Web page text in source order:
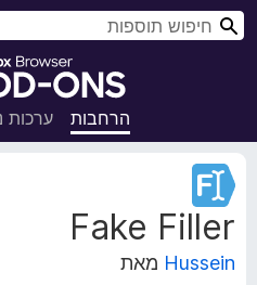
ת
ס
פ
הרחבות ערכות
Fake Filler
Hussein מאת
נ
ת
ו
י